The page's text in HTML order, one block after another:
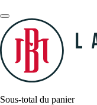
Sous-total du panier